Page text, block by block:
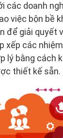
các doanh
việc bộn bề
để giải quyết
xếp các
lý bằng cách
thiết kế sẵn.